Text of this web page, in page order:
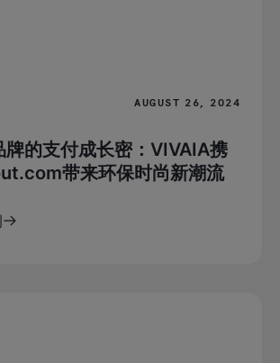
AUGUST 26, 2024
牌的支付成长密：VIVAIA携
带来环保时尚新潮流